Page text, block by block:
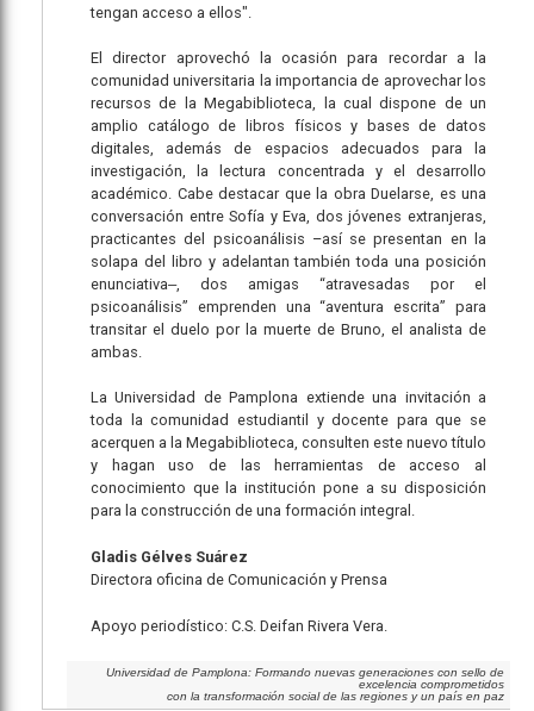
tengan acceso a ellos".
El director aprovechó la ocasión para recordar a la
comunidad universitaria la importancia de aprovechar los
recursos de la Megabiblioteca, la cual dispone de un
amplio catálogo de libros físicos y bases de datos
digitales, además de espacios adecuados para la
investigación, la lectura concentrada y el desarrollo
académico. Cabe destacar que la obra Duelarse, es una
conversación entre Sofía y Eva, dos jóvenes extranjeras,
practicantes del psicoanálisis –así se presentan en la
solapa del libro y adelantan también toda una posición
enunciativa‒, dos amigas “atravesadas por el
psicoanálisis” emprenden una “aventura escrita” para
transitar el duelo por la muerte de Bruno, el analista de
ambas.
La Universidad de Pamplona extiende una invitación a
toda la comunidad estudiantil y docente para que se
acerquen a la Megabiblioteca, consulten este nuevo título
y hagan uso de las herramientas de acceso al
conocimiento que la institución pone a su disposición
para la construcción de una formación integral.
Gladis Gélves Suárez
Directora oficina de Comunicación y Prensa
Apoyo periodístico: C.S. Deifan Rivera Vera.
Universidad de Pamplona: Formando nuevas generaciones con sello de
excelencia comprometidos
con la transformación social de las regiones y un país en paz